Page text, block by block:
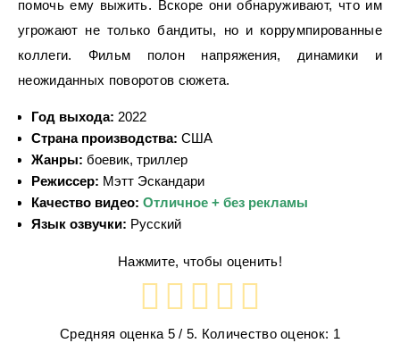
помочь ему выжить. Вскоре они обнаруживают, что им
угрожают не только бандиты, но и коррумпированные
коллеги. Фильм полон напряжения, динамики и
неожиданных поворотов сюжета.
Год выхода: 2022
Страна производства: США
Жанры: боевик, триллер
Режиссер: Мэтт Эскандари
Качество видео: Отличное + без рекламы
Язык озвучки: Русский
Нажмите, чтобы оценить!
Средняя оценка 5 / 5. Количество оценок: 1